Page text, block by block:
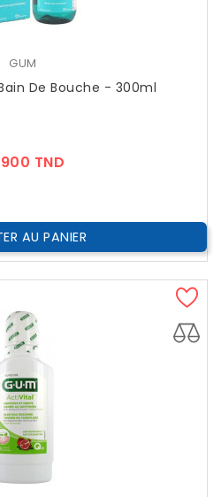
GUM
De Bouche - 300ml
TND
AU PANIER